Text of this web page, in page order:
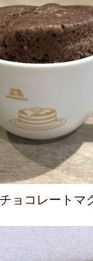
ョコレートマ